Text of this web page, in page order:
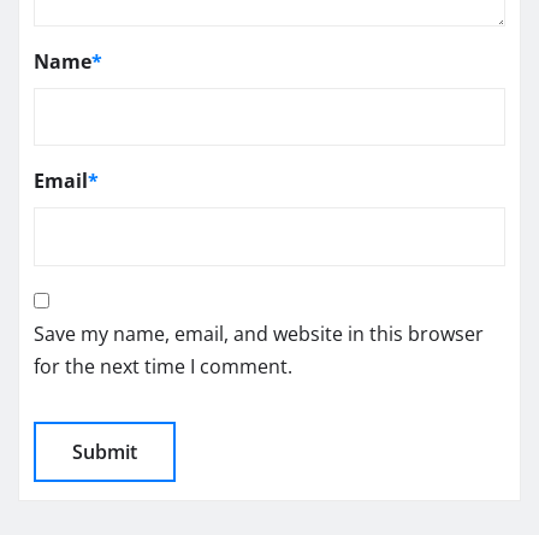
Name*
Email*
Save my name, email, and website in this browser
for the next time I comment.